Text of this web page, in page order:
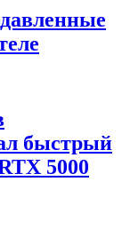
быстрый
5000